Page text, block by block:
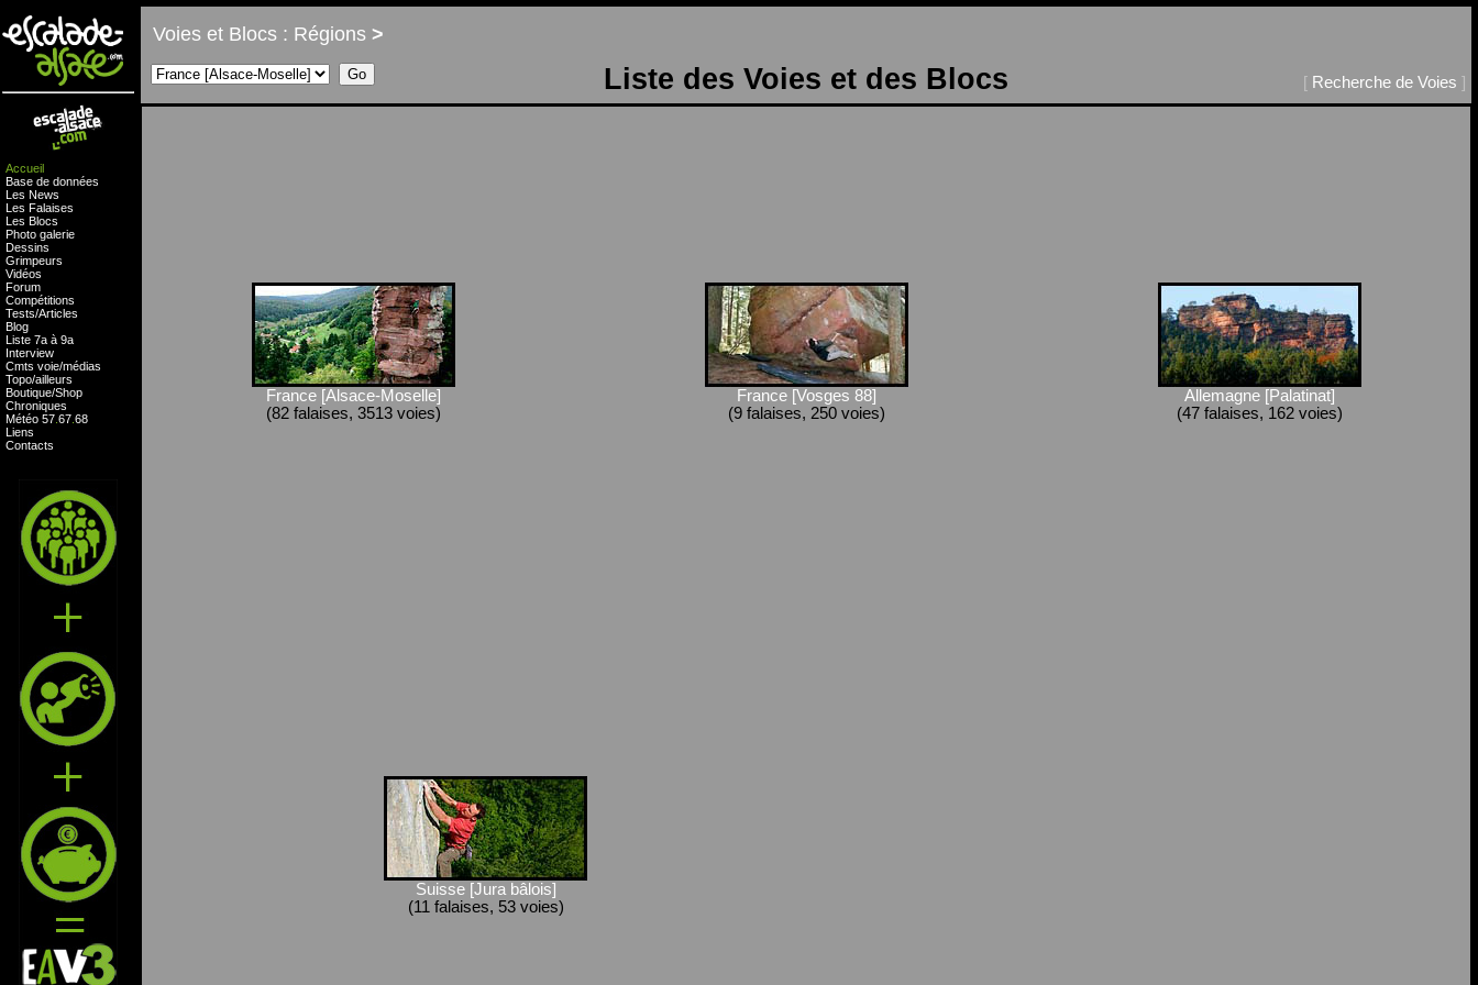
Accueil
Base de données
Les News
Les Falaises
Les Blocs
Photo galerie
Dessins
Grimpeurs
Vidéos
Forum
Compétitions
Tests/Articles
Blog
Liste 7a à 9a
Interview
Cmts voie/médias
Topo/ailleurs
Boutique/Shop
Chroniques
Météo 57 67 68
Liens
Contacts
Voies et Blocs : Régions >
Liste des Voies et des Blocs [ Recherche de Voies ]
France [Alsace-Moselle]
(82 falaises, 3513 voies)
France [Vosges 88]
(9 falaises, 250 voies)
Allemagne [Palatinat]
(47 falaises, 162 voies)
Suisse [Jura bâlois]
(11 falaises, 53 voies)